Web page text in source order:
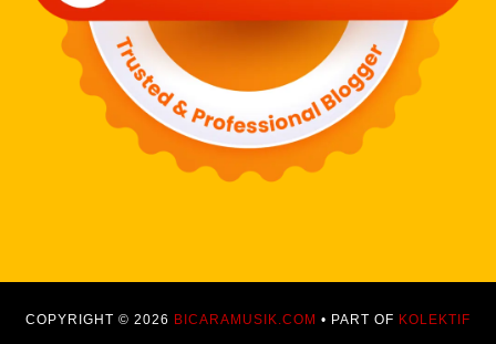
COPYRIGHT © 2026 BICARAMUSIK.COM • PART OF KOLEKTIF